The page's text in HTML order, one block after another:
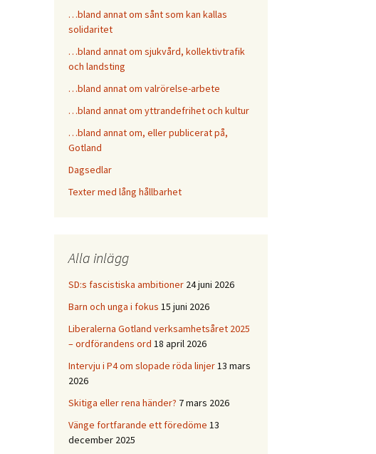
…bland annat om sånt som kan kallas
solidaritet
…bland annat om sjukvård, kollektivtrafik
och landsting
…bland annat om valrörelse-arbete
…bland annat om yttrandefrihet och kultur
…bland annat om, eller publicerat på,
Gotland
Dagsedlar
Texter med lång hållbarhet
Alla inlägg
SD:s fascistiska ambitioner 24 juni 2026
Barn och unga i fokus 15 juni 2026
Liberalerna Gotland verksamhetsåret 2025
– ordförandens ord 18 april 2026
Intervju i P4 om slopade röda linjer13 mars
2026
Skitiga eller rena händer? 7 mars 2026
Vänge fortfarande ett föredöme 13
december 2025